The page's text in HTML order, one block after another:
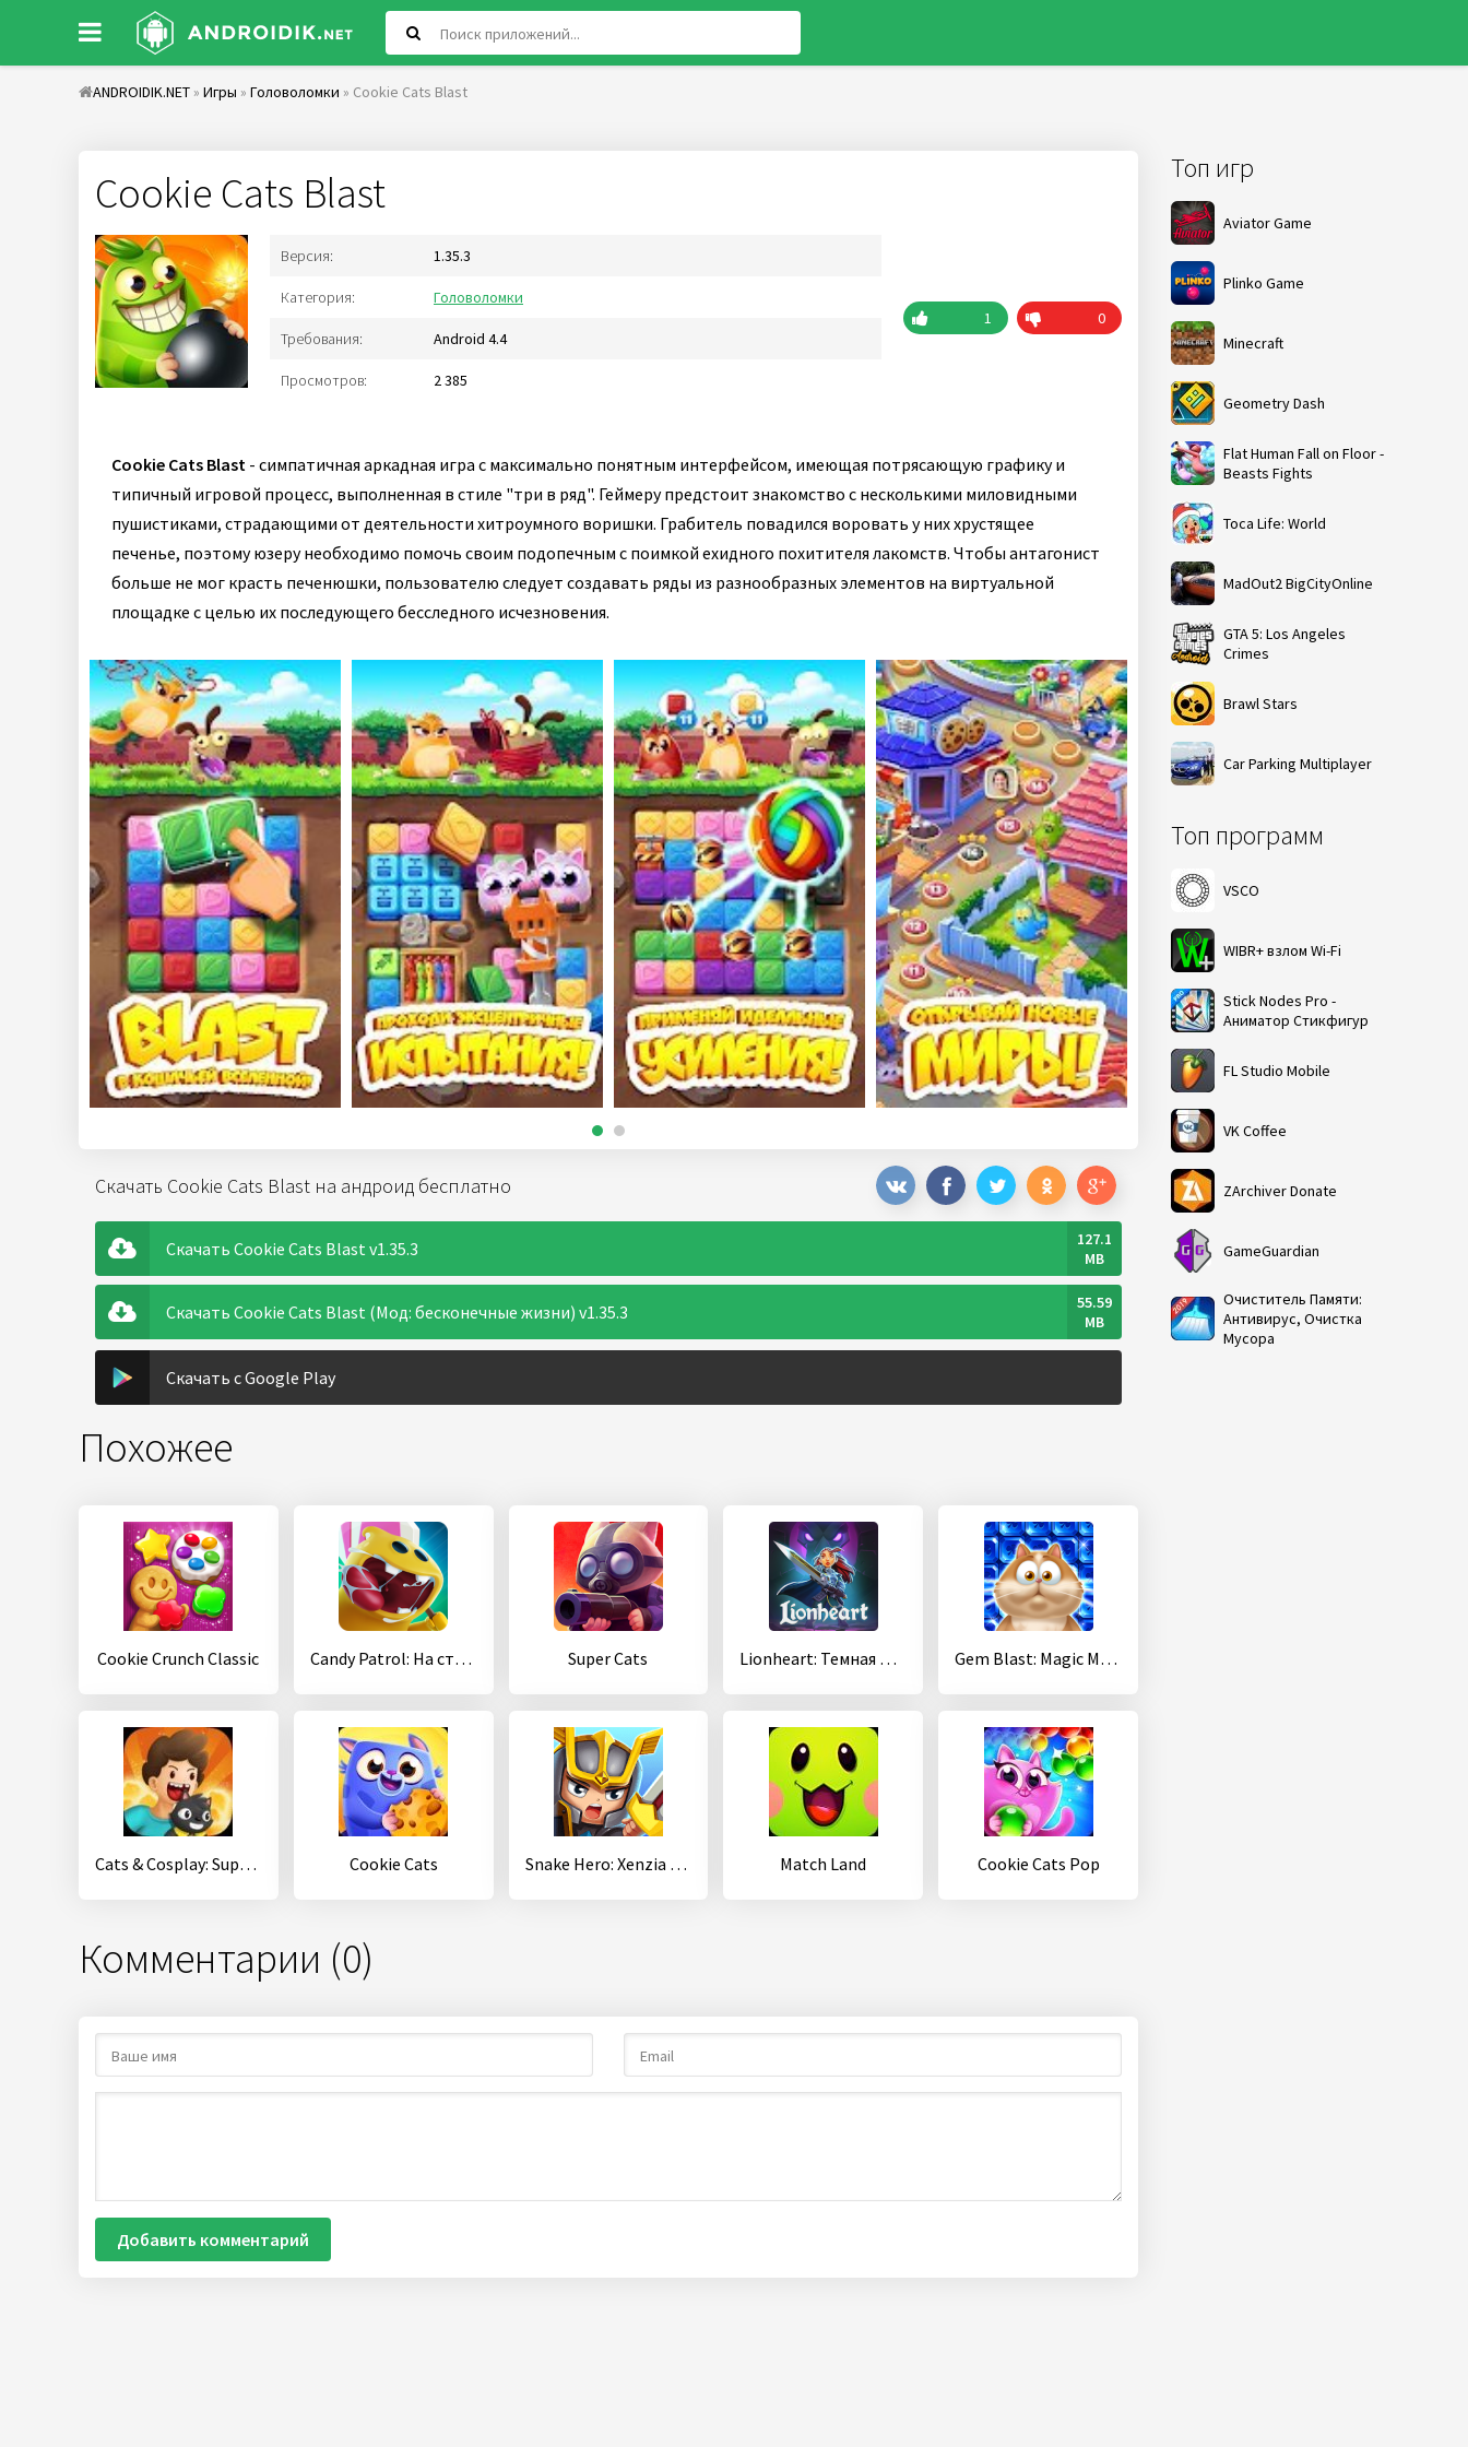
ANDROIDIK.NET » Игры » Головоломки » Cookie Cats Blast
Топ игр
Aviator Game
Plinko Game
Minecraft
Geometry Dash
Flat Human Fall on Floor -
Beasts Fights
Toca Life: World
MadOut2 BigCityOnline
GTA 5: Los Angeles
Crimes
Brawl Stars
Car Parking Multiplayer
Топ программ
VSCO
WIBR+ взлом Wi-Fi
Stick Nodes Pro -
Аниматор Стикфигур
FL Studio Mobile
VK Coffee
ZArchiver Donate
GameGuardian
Очиститель Памяти:
Антивирус, Очистка
Мусора
Cookie Cats Blast
Версия: 1.35.3
Категория: Головоломки
Требования: Android 4.4
Просмотров: 2 385
1 0
Cookie Cats Blast - симпатичная аркадная игра с максимально понятным интерфейсом, имеющая потрясающую графику и
типичный игровой процесс, выполненная в стиле "три в ряд". Геймеру предстоит знакомство с несколькими миловидными
пушистиками, страдающими от деятельности хитроумного воришки. Грабитель повадился воровать у них хрустящее
печенье, поэтому юзеру необходимо помочь своим подопечным с поимкой ехидного похитителя лакомств. Чтобы антагонист
больше не мог красть печенюшки, пользователю следует создавать ряды из разнообразных элементов на виртуальной
площадке с целью их последующего бесследного исчезновения.
Скачать Cookie Cats Blast на андроид бесплатно
Скачать Cookie Cats Blast v1.35.3
127.1
MB
Скачать Cookie Cats Blast (Мод: бесконечные жизни) v1.35.3
55.59
MB
Скачать с Google Play
Похожее
Cookie Crunch Classic Candy Patrol: На страже конфет Super Cats Lionheart: Темная Луна Gem Blast: Magic Match Puzzle
Cats & Cosplay: Superhero TD Battles Cookie Cats Snake Hero: Xenzia Speed Battle Match Land Cookie Cats Pop
Комментарии (0)
Добавить комментарий